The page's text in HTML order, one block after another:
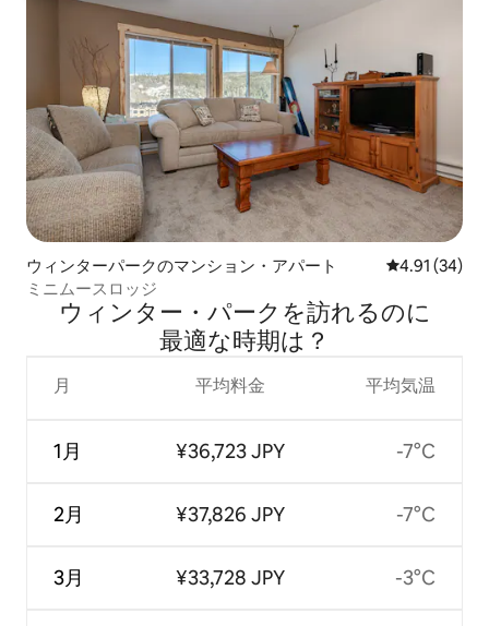
ウィンターパークのマンション・アパート レビュー34
4.91 (34)
ミニムースロッジ
ウィンター・パークを訪⁠れ⁠るの⁠に
最⁠適⁠な時⁠期⁠は⁠？
月
1月
2月
3月
平均料金
¥36,723 JPY
¥37,826 JPY
¥33,728 JPY
平均気温
-7°C
-7°C
-3°C